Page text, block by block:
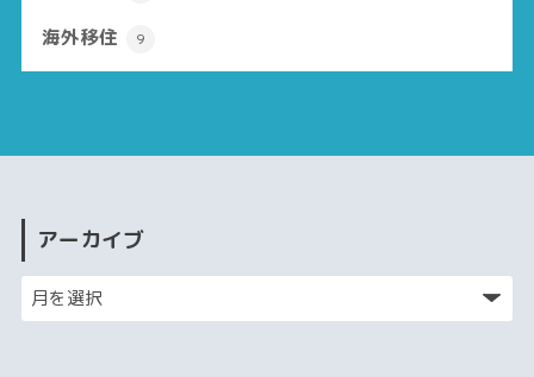
海外移住 9
アーカイブ